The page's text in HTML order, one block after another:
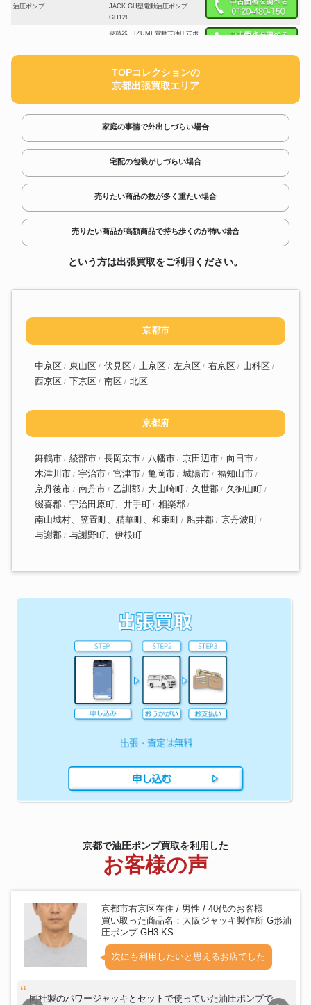
油圧ポンプ
JACK GH型電動油圧ポンプ
GH12E
泉精器 IZUMI 電動式油圧式ポ
プセット YHP-326
泉精器製作所/IZUMI 電動リモコ
TA525DE
油圧ポンプ
大阪ジャッキ製作所/OSAKA-
JACK 手動油圧ポンプ TWA2.3
油圧ポンプ
オイルポンプ 100V 高粘度用 工
進 ポンプ KOSHIN コーシン
GM-2510H
TOPコレクションの
京都出張買取エリア
家庭の事情で外出しづらい場合
宅配の包装がしづらい場合
売りたい商品の数が多く重たい場合
売りたい商品が高額商品で持ち歩くのが怖い場合
という方は出張買取をご利用ください。
京都市
中京区 東山区 伏見区 上京区 左京区 右京区
山科区
西京区
下京区 南区 北区
京都府
舞鶴市 綾部市 長岡京市 八幡市 京田辺市
向日市
木津川市
宇治市 宮津市 亀岡市 城陽市
福知山市
京丹後市
南丹市 乙訓郡 大山崎町 久世郡
久御山町
綴喜郡
宇治田原町、井手町
相楽郡
南山城村、笠置町、精華町、和束町
船井郡
京丹波町
与謝郡
与謝野町、伊根町
京都で油圧ポンプ買取を利用した
お客様の声
京都市右京区在住 / 男性 / 40代のお客様
買い取った商品名：大阪ジャッキ製作所 G形油
圧ポンプ GH3-KS
次にも利用したいと思えるお店でした
同社製のパワージャッキとセットで使っていた油圧ポンプで